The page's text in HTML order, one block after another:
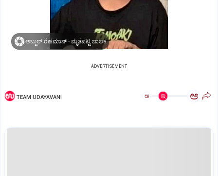
ಅಬ್ದುಲ್‌ ರೆಹಮಾನ್‌ - ಮೃತಪಟ್ಟ ಬಾಲಕ
ADVERTISEMENT
TEAM UDAYAVANI ಅ ಅ